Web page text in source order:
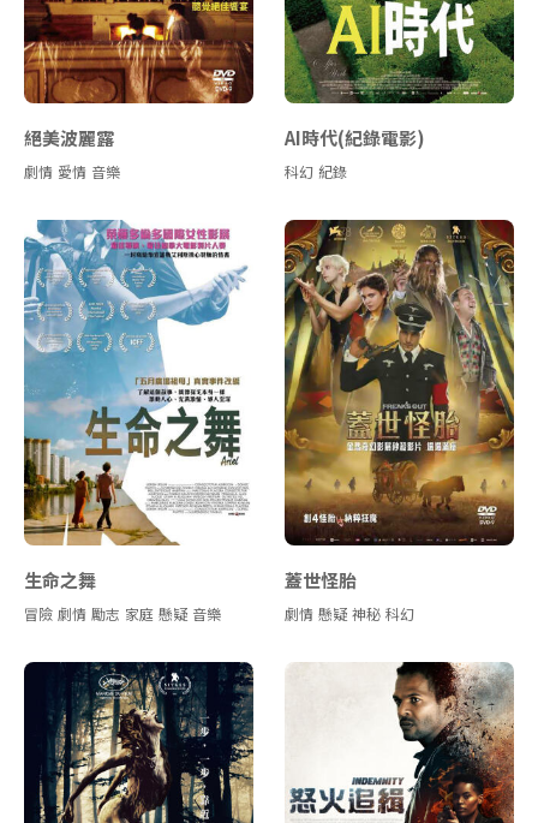
絕美波麗露
劇情 愛情 音樂
AI時代(紀錄電影)
科幻 紀錄
生命之舞
冒險 劇情 勵志 家庭 懸疑 音樂
蓋世怪胎
劇情 懸疑 神秘 科幻